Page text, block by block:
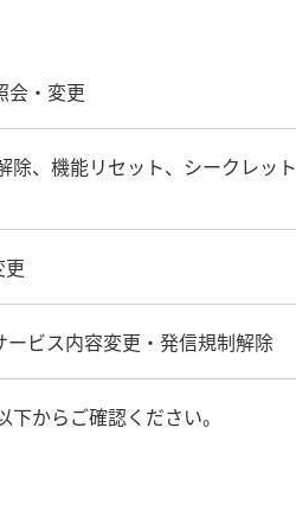
会・変更
除、機能リセット、シークレット
ビス内容変更・発信規制解除
からご確認ください。